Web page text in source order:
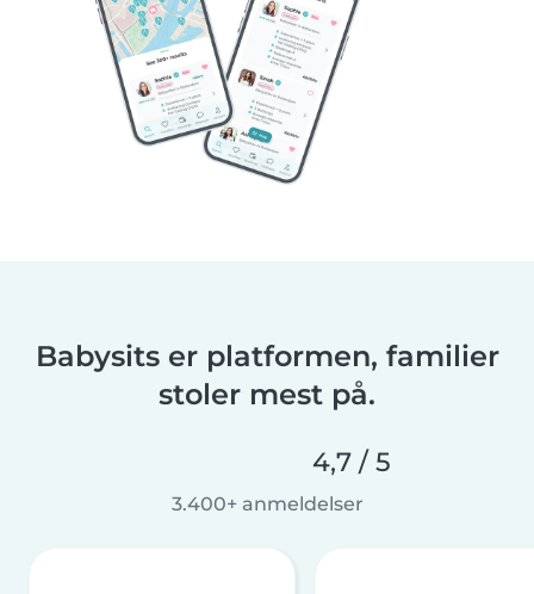
Babysits er platformen, familier
stoler mest på.
4,7 / 5
3.400+ anmeldelser